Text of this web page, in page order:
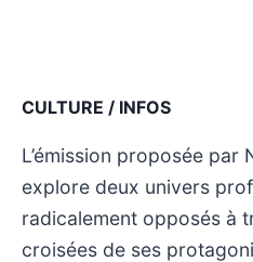
CULTURE / INFOS
L’émission proposée par
explore deux univers
radicalement opposés à
croisées de ses